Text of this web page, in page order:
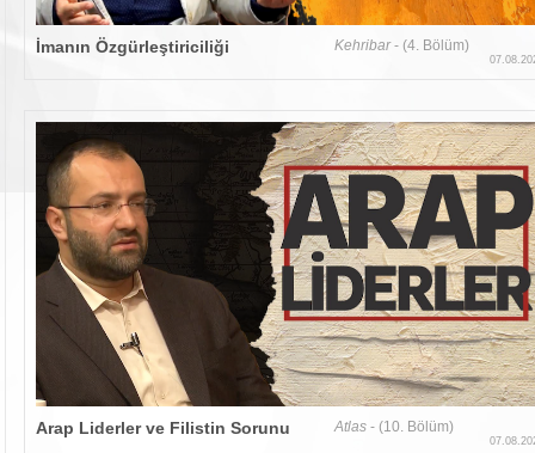
İmanın Özgürleştiriciliği Kehribar- (4. Bölüm)
Arap Liderler ve Filistin Sorunu Atlas - (10. Bölüm)